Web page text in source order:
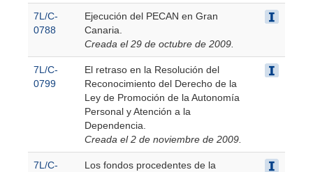
7L/C-
0788
Ejecución del PECAN en Gran
Canaria.
Creada el 29 de octubre de 2009.
7L/C-
0799
El retraso en la Resolución del
Reconocimiento del Derecho de la
Ley de Promoción de la Autonomía
Personal y Atención a la
Dependencia.
Creada el 2 de noviembre de 2009.
7L/C-
Los fondos procedentes de la